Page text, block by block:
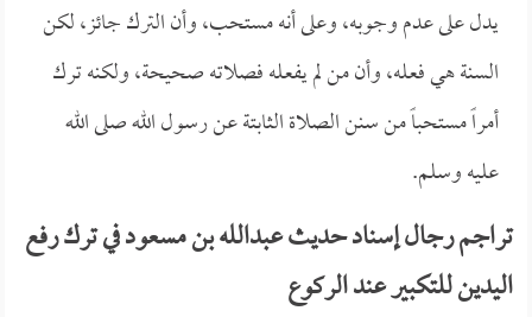
يدل على عدم وجوبه، وعلى أنه مستحب، وأن الترك جائز، لكن
السنة هي فعله، وأن من لم يفعله فصلاته صحيحة، ولكنه ترك
أمراً مستحباً من سنن الصلاة الثابتة عن رسول الله صلى الله
عليه وسلم.
تراجم رجال إسناد حديث عبدالله بن مسعود في ترك رفع
اليدين للتكبير عند الركوع